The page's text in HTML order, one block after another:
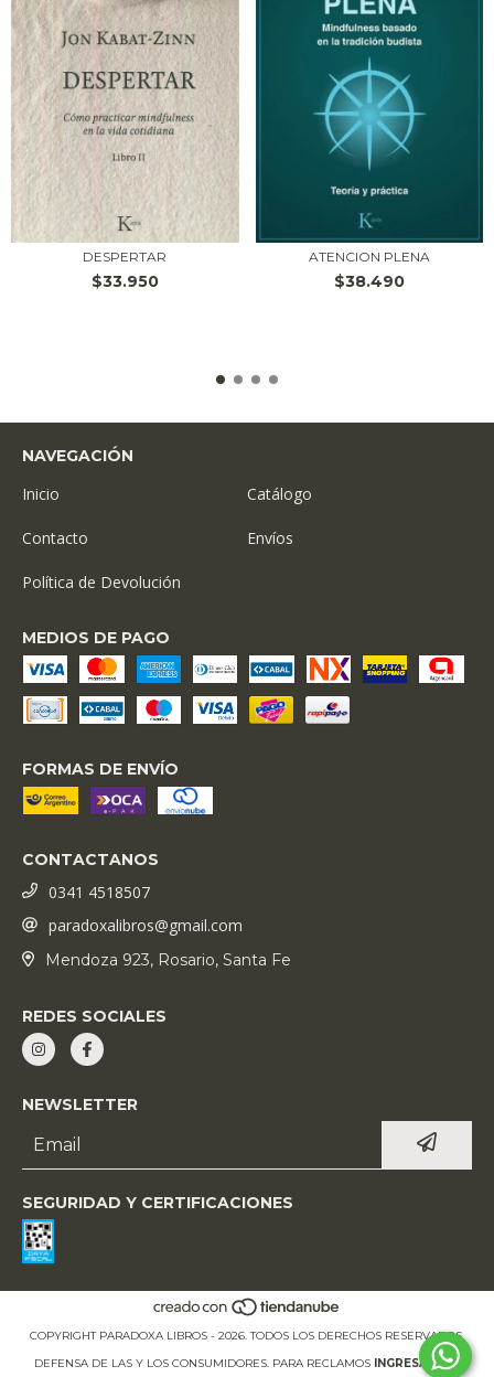
DESPERTAR
$33.950
ATENCION PLENA
$38.490
NAVEGACIÓN
Inicio Catálogo
Contacto Envíos
Política de Devolución
MEDIOS DE PAGO
FORMAS DE ENVÍO
CONTACTANOS
0341 4518507
paradoxalibros@gmail.com
Mendoza 923, Rosario, Santa Fe
REDES SOCIALES
NEWSLETTER
SEGURIDAD Y CERTIFICACIONES
COPYRIGHT PARADOXA LIBROS - 2026. TODOS LOS DERECHOS RESERVADOS.
DEFENSA DE LAS Y LOS CONSUMIDORES. PARA RECLAMOS
INGRESÁ ACÁ.